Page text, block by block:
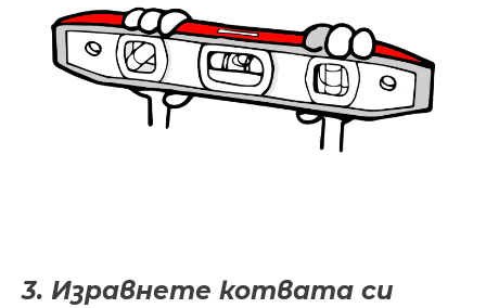
3. Изравнете котвата си